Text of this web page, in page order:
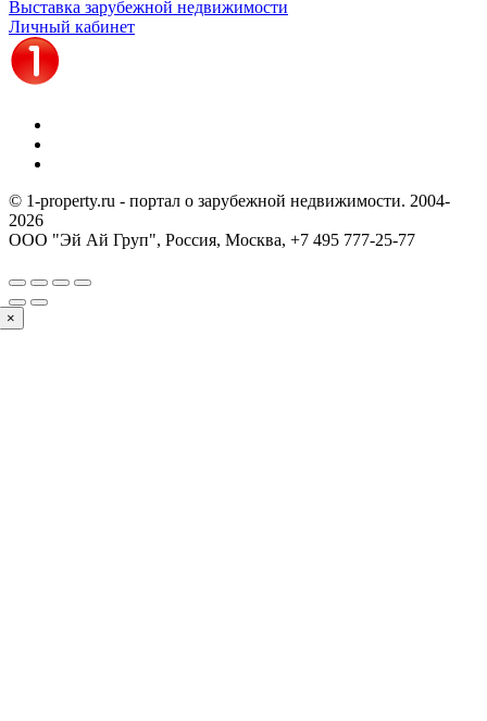
Выставка зарубежной недвижимости
Личный кабинет
© 1-property.ru - портал о зарубежной недвижимости. 2004-
2026
ООО "Эй Ай Груп", Россия, Москва, +7 495 777-25-77
×